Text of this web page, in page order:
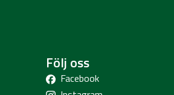
Följ oss
Facebook